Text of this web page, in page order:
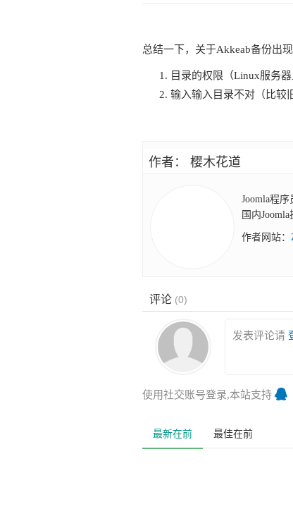
总结一下，关于Akkeab备份出
目录的权限（Linux服务器
输入输入目录不对（比较
作者： 樱木花道
Joomla程
国内
作者网站：
评论 (0)
发表评论请
使用社交账号登录,本站支持
最新在前 最佳在前